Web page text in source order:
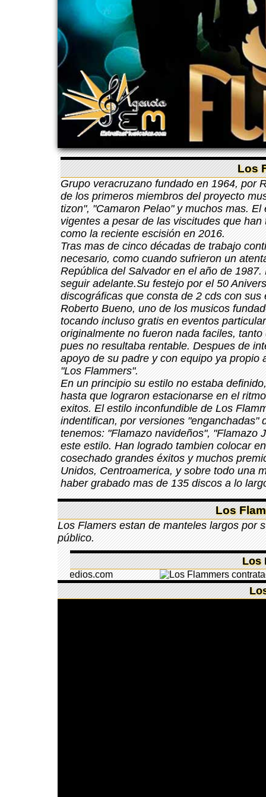
Los
Grupo veracruzano fundado en 1964, por
de los primeros miembros del proyecto
tizon", "Camaron Pelao" y muchos mas.
vigentes a pesar de las viscitudes que
como la reciente escisión en 2016.
Tras mas de cinco décadas de trabajo
necesario, como cuando sufrieron un
República del Salvador en el año de
seguir adelante.Su festejo por el 50
discográficas que consta de 2 cds con
Roberto Bueno, uno de los musicos
tocando incluso gratis en eventos
originalmente no fueron nada faciles,
pues no resultaba rentable. Despues de
apoyo de su padre y con equipo ya
"Los Flammers".
En un principio su estilo no estaba
hasta que lograron estacionarse en el
exitos. El estilo inconfundible de Los
indentifican, por versiones
tenemos: "Flamazo navideños", "Flamazo
este estilo. Han logrado tambien colocar
cosechado grandes éxitos y muchos
Unidos, Centroamerica, y sobre todo una
haber grabado mas de 135 discos a lo
Los
Los Flamers estan de manteles largos por
público.
Los